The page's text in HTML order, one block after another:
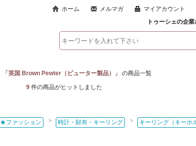
ホーム メルマガ マイアカウント
トゥーシェの企
「英国 Brown Pewter（ピューター製品）」
の商品一覧
9 件の商品がヒットしました
★ファッション > 時計・財布・キーリング > キーリング（キーホ